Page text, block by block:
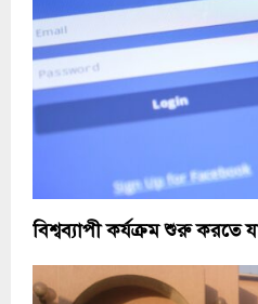
বিশ্বব্যাপী কর্যক্রম শুরু করতে